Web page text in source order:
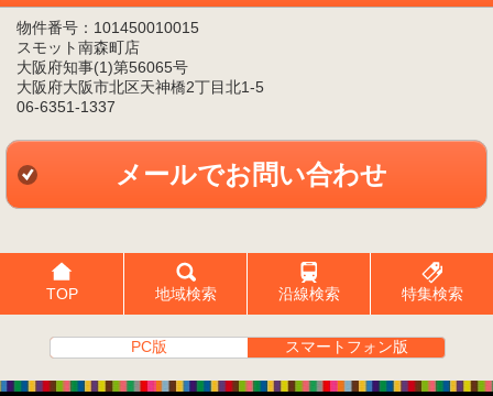
物件番号：101450010015
スモット南森町店
大阪府知事(1)第56065号
大阪府大阪市北区天神橋2丁目北1-5
06-6351-1337
メールでお問い合わせ
TOP 地域検索 沿線検索 特集検索
PC版 スマートフォン版